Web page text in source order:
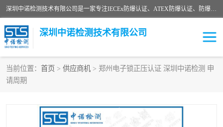
深圳中诺检测技术有限公司是一家专注IECEx防爆认证、ATEX防爆认证、防爆电气检测、防爆合格证、煤安认证等代理机构，可为客户提供从防爆设计、认证、现场检查、工程施工改造、培训等一站式服务。
深圳中诺检测技术有限公司
当前位置： 首页 > 供应商机 > 郑州电子锁正压认证 深圳中诺检测 申
请周期
ATEX防爆认证
防爆3C认证 现场防爆检测